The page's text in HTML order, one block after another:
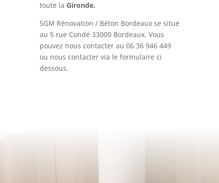
toute la Gironde.
SGM Rénovation / Béton Bordeaux se situe
au 5 rue Condé 33000 Bordeaux. Vous
pouvez nous contacter au 06 36 946 449
ou nous contacter via le formulaire ci
dessous.